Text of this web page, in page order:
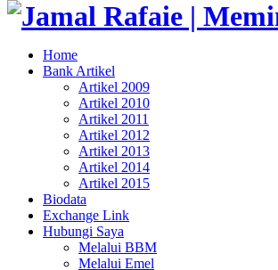
Jamal Rafaie |
"Memimpin Pemikiran"
Home
Bank Artikel
Artikel 2009
Artikel 2010
Artikel 2011
Artikel 2012
Artikel 2013
Artikel 2014
Artikel 2015
Biodata
Exchange Link
Hubungi Saya
Melalui BBM
Melalui Emel